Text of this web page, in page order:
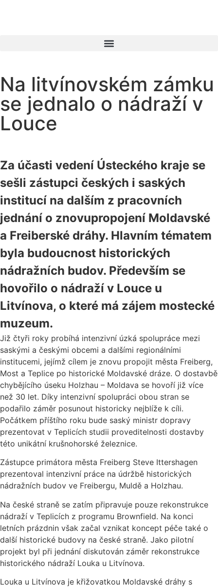
Na litvínovském zámku
se jednalo o nádraží v
Louce
Za účasti vedení Ústeckého kraje se
sešli zástupci českých i saských
institucí na dalším z pracovních
jednání o znovupropojení Moldavské
a Freiberské dráhy. Hlavním tématem
byla budoucnost historických
nádražních budov. Především se
hovořilo o nádraží v Louce u
Litvínova, o které má zájem mostecké
muzeum.
Již čtyři roky probíhá intenzivní úzká spolupráce mezi
saskými a českými obcemi a dalšími regionálními
institucemi, jejímž cílem je znovu propojit města Freiberg,
Most a Teplice po historické Moldavské dráze. O dostavbě
chybějícího úseku Holzhau – Moldava se hovoří již více
než 30 let. Díky intenzivní spolupráci obou stran se
podařilo záměr posunout historicky nejblíže k cíli.
Počátkem příštího roku bude saský ministr dopravy
prezentovat v Teplicích studii proveditelnosti dostavby
této unikátní krušnohorské železnice.
Zástupce primátora města Freiberg Steve Ittershagen
prezentoval intenzivní práce na údržbě historických
nádražních budov ve Freibergu, Muldě a Holzhau.
Na české straně se zatím připravuje pouze rekonstrukce
nádraží v Teplicích z programu Brownfield. Na konci
letních prázdnin však začal vznikat koncept péče také o
další historické budovy na české straně. Jako pilotní
projekt byl při jednání diskutován záměr rekonstrukce
historického nádraží Louka u Litvínova.
Louka u Litvínova je křižovatkou Moldavské dráhy s